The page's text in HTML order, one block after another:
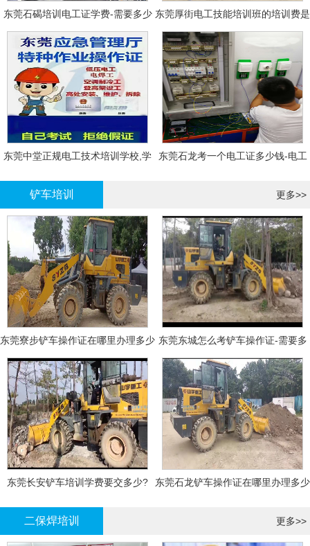
东莞石碣培训电工证学费-需要多少
钱?需要什么条件?
东莞厚街电工技能培训班的培训费是
多少?
东莞中堂正规电工技术培训学校,学
东莞石龙考一个电工证多少钱-电工
铲车培训 更多>>
东莞寮步铲车操作证在哪里办理多少
钱
东莞东城怎么考铲车操作证-需要多
少钱?
东莞长安铲车培训学费要交多少?
东莞石龙铲车操作证在哪里办理多少
二保焊培训 更多>>